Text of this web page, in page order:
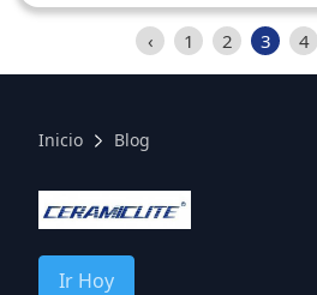
‹ 1 2 3 4
Inicio Blog
Ir Hoy